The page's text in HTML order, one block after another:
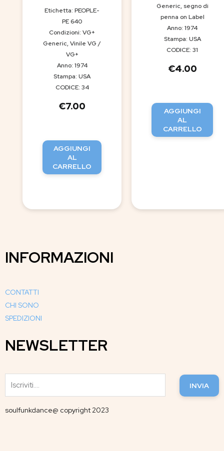
Etichetta: PEOPLE-
PE 640
Condizioni: VG+
Generic, Vinile VG /
VG+
Anno: 1974
Stampa: USA
CODICE: 34
€7.00
AGGIUNGI
AL
CARRELLO
Generic, segno di
penna on Label
Anno: 1974
Stampa: USA
CODICE: 31
€4.00
AGGIUNGI
AL
CARRELLO
INFORMAZIONI
CONTATTI
CHI SONO
SPEDIZIONI
NEWSLETTER
INVIA
soulfunkdance@ copyright 2023